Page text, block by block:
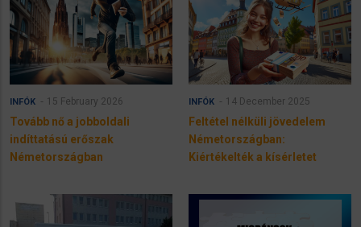
INFÓK 15 February 2026
Tovább nő a jobboldali
indíttatású erőszak
Németországban
INFÓK 14 December 2025
Feltétel nélküli jövedelem
Németországban:
Kiértékelték a kísérletet